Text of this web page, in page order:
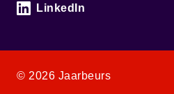
LinkedIn
© 2026 Jaarbeurs